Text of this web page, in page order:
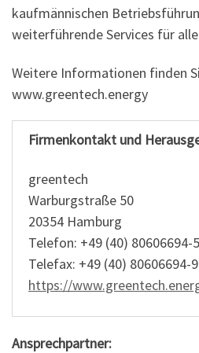
kaufmännischen
weiterführende Services für
Weitere Informationen finden
www.greentech.energy
Firmenkontakt und
greentech
Warburgstraße 50
20354 Hamburg
Telefon: +49 (40) 80606694-
Telefax: +49 (40) 80606694-
https://
Ansprechpartner: